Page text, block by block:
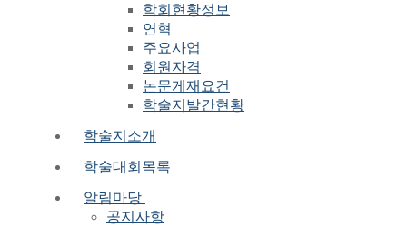
학회현황정보
연혁
주요사업
회원자격
논문게재요건
학술지발간현황
학술지소개
학술대회목록
알림마당
공지사항